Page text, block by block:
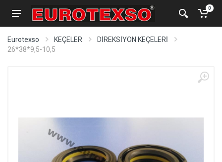
0
Eurotexso KEÇELER
DİREKSİYON KEÇELERİ
26*38*9,5-10,5